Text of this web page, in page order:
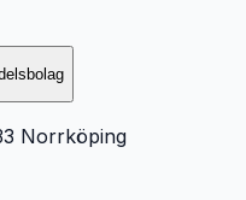
Norrköping